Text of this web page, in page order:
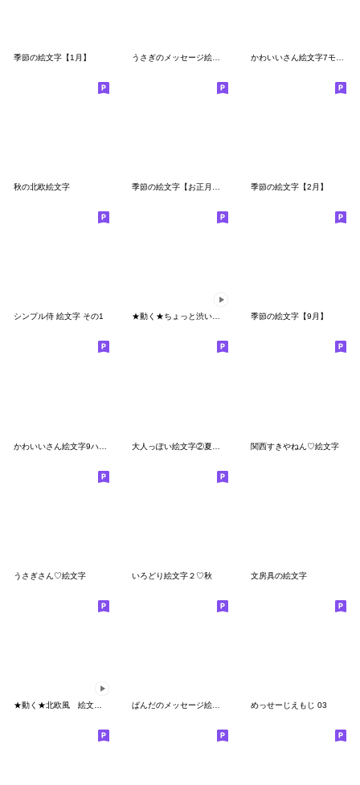
季節の絵文字【1月】 かわいいさん絵文字7モノクロ
秋の北欧絵文字 季節の絵文字【2月】
シンプル侍 絵文字 その1 ★動く★ちょっと渋い和柄の絵文字 季節の絵文字【9月】
関西すきやねん♡絵文字
うさぎさん♡絵文字 いろどり絵文字２♡秋 文房具の絵文字
★動く★北欧風 絵文字 VER2 ぱんだのメッセージ絵文字、ちょい夏 めっせーじえもじ 03